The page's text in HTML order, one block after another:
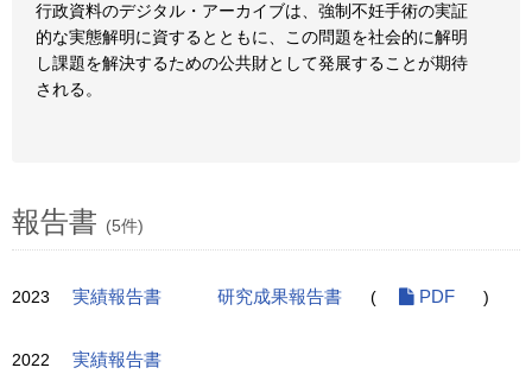
行政資料のデジタル・アーカイブは、強制不妊手術の実証
的な実態解明に資するとともに、この問題を社会的に解明
し課題を解決するための公共財として発展することが期待
される。
報告書 (5件)
2023 実績報告書 研究成果報告書 ( PDF )
2022 実績報告書